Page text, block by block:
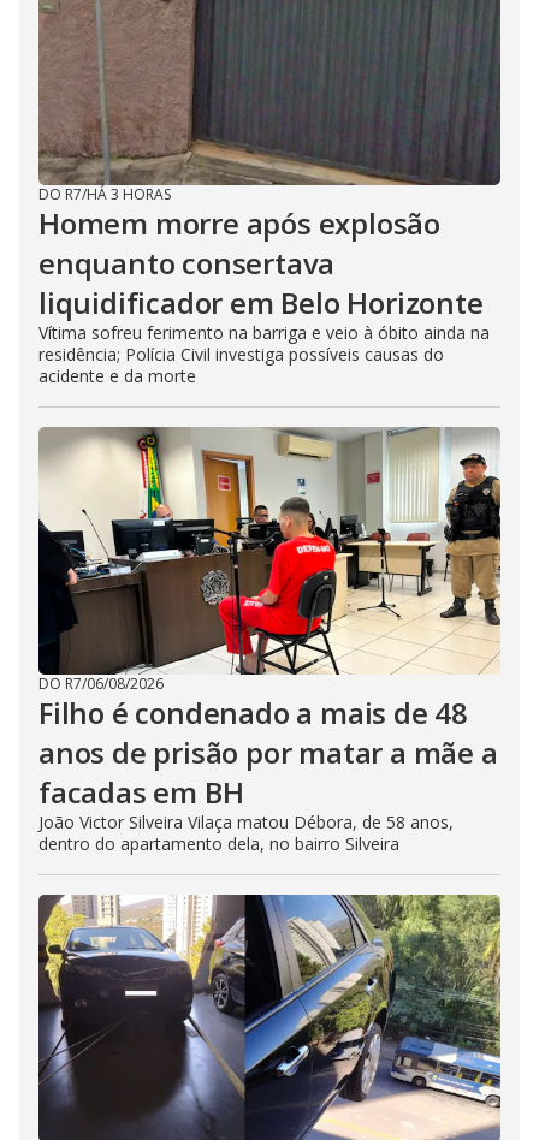
DO R7/HÁ 3 HORAS
Homem morre após explosão
enquanto consertava
liquidificador em Belo Horizonte
Vítima sofreu ferimento na barriga e veio à óbito ainda na
residência; Polícia Civil investiga possíveis causas do
acidente e da morte
DO R7/06/08/2026
Filho é condenado a mais de 48
anos de prisão por matar a mãe a
facadas em BH
João Victor Silveira Vilaça matou Débora, de 58 anos,
dentro do apartamento dela, no bairro Silveira